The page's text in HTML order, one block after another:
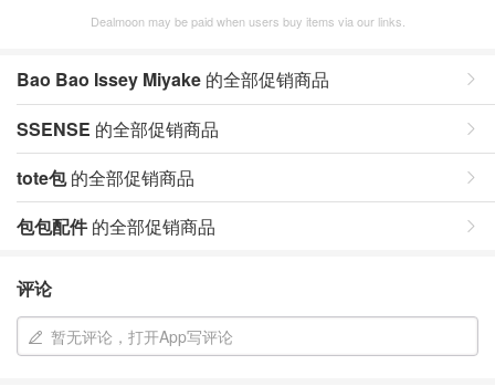
Dealmoon may be paid when users buy items via our links.
Bao Bao Issey Miyake 的全部促销商品
SSENSE 的全部促销商品
tote包的全部促销商品
包包配件的全部促销商品
评论
暂无评论，打开App写评论